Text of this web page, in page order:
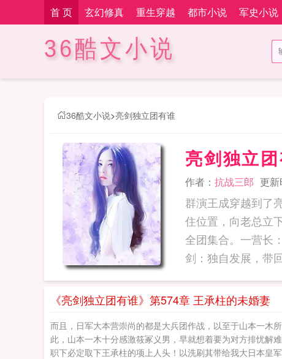
首 页 玄幻修真 重生穿越 都市小说 军史小说
36酷文小说
36酷文小说>亮剑独立团有谁
亮剑独立
作者： 抗战三郎 更
群演王成穿越到了
住位置，向老总立
全团集合。一营长
剑：独自发展，带
《亮剑独立团有谁》第574章 王承柱的未婚妻
而且，日军大本营崇尚的都是大兵团作战，以至于山本一木
此，山本一木十分感激筱冢义男，早就想着要为对方排忧解
职下必定取下王承柱的项上人头！以洗刷其带给我大日本皇